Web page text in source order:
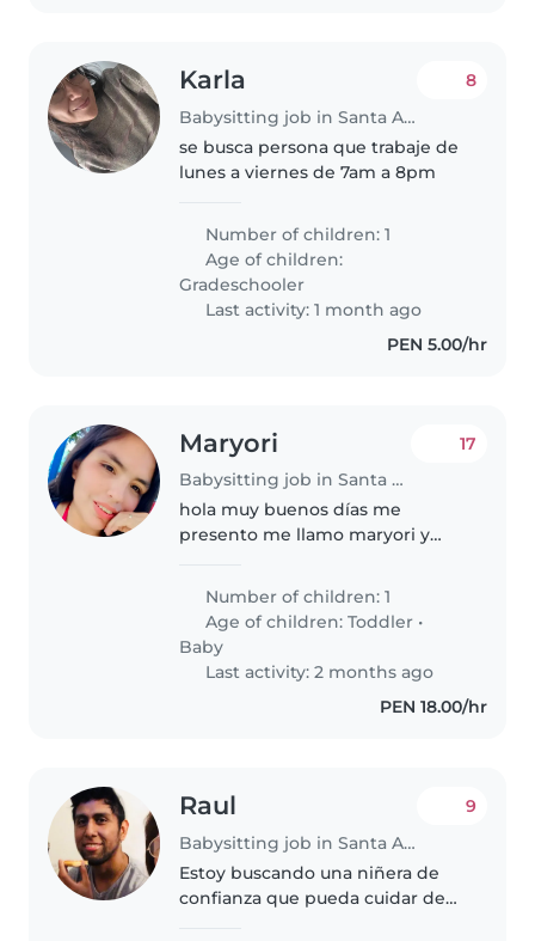
Karla
Babysitting job in Santa Anita - Los Ficus
8
se busca persona que trabaje de
lunes a viernes de 7am a 8pm
Number of children: 1
Age of children:
Gradeschooler
Last activity: 1 month ago
PEN 5.00/hr
Maryori
Babysitting job in Santa Anita - Los Ficus
17
hola muy buenos días me
presento me llamo maryori y
cuidado de niños horarios a su
disponibilidad
Number of children: 1
Age of children:Toddler •
Baby
Last activity: 2 months ago
PEN 18.00/hr
Raul
Babysitting job in Santa Anita - Los Ficus
9
Estoy buscando una niñera de
confianza que pueda cuidar de